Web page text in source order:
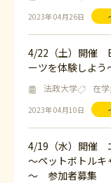
2023年 04月26日
2023年 04月10日
4/22（土）開催
ーツを体験しよ
法政大学 在
4/19（水）開催
～ペットボトルキ
～ 参加者募集